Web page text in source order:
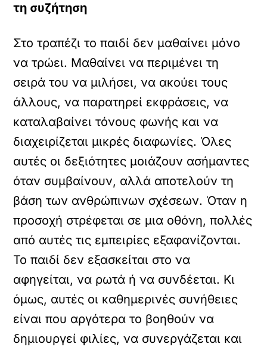
τη συζήτηση
Στο τραπέζι το παιδί δεν μαθαίνει μόνο
να τρώει. Μαθαίνει να περιμένει τη
σειρά του να μιλήσει, να ακούει τους
άλλους, να παρατηρεί εκφράσεις, να
καταλαβαίνει τόνους φωνής και να
διαχειρίζεται μικρές διαφωνίες. Όλες
αυτές οι δεξιότητες μοιάζουν ασήμαντες
όταν συμβαίνουν, αλλά αποτελούν τη
βάση των ανθρώπινων σχέσεων. Όταν η
προσοχή στρέφεται σε μια οθόνη, πολλές
από αυτές τις εμπειρίες εξαφανίζονται.
Το παιδί δεν εξασκείται στο να
αφηγείται, να ρωτά ή να συνδέεται. Κι
όμως, αυτές οι καθημερινές συνήθειες
είναι που αργότερα το βοηθούν να
δημιουργεί φιλίες, να συνεργάζεται και